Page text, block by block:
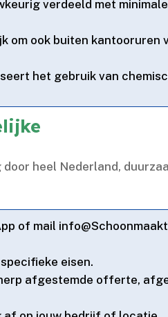
verdeeld met minimale
om ook buiten kantooruren
het gebruik van
heel Nederland,
of mail
eisen.​
afgestemde offerte,